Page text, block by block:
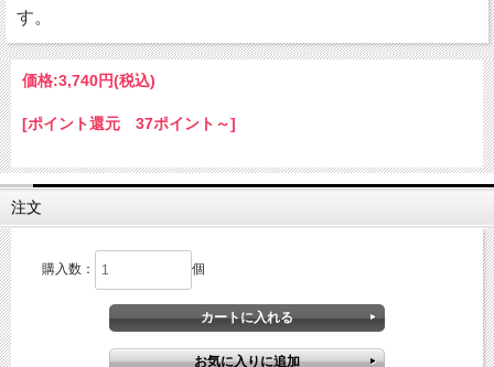
す。
価格:3,740円(税込)
[ポイント還元 37ポイント～]
注文
購入数： 個